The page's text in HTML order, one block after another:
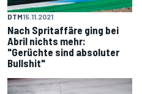
DTM15.11.2021
Nach Spritaffäre ging bei
Abril nichts mehr:
"Gerüchte sind absoluter
Bullshit"